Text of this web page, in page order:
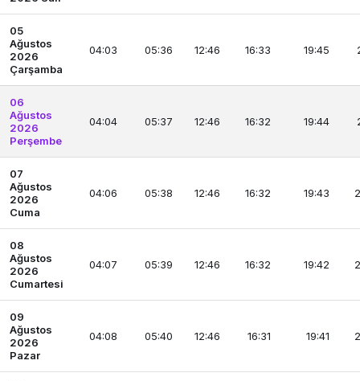
05
Ağustos
2026
Çarşamba
04:03 05:36 12:46 16:33 19:45
06
Ağustos
2026
Perşembe
04:04 05:37 12:46 16:32 19:44
07
Ağustos
2026
Cuma
04:06 05:38 12:46 16:32 19:43
08
Ağustos
2026
Cumartesi
04:07 05:39 12:46 16:32 19:42
09
Ağustos
2026
Pazar
04:08 05:40 12:46 16:31 19:41